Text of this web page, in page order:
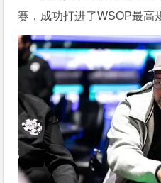
赛，成功打进了WSOP最高